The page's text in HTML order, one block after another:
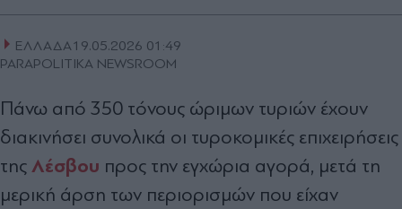
ΕΛΛΑΔΑ19.05.2026 01:49
PARAPOLITIKA NEWSROOM
Πάνω από 350 τόνους ώριμων τυριών έχουν
διακινήσει συνολικά οι τυροκομικές επιχειρήσεις
της Λέσβου προς την εγχώρια αγορά, μετά τη
μερική άρση των περιορισμών που είχαν